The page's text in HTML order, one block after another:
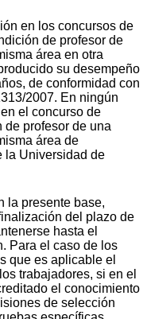
en los concursos de
de profesor de
área en otra
su desempeño
de conformidad con
2007. En ningún
el concurso de
profesor de una
área de
la Universidad de
presente base,
del plazo de
hasta el
Para el caso de los
que es aplicable el
trabajadores, si en el
el conocimiento
de selección